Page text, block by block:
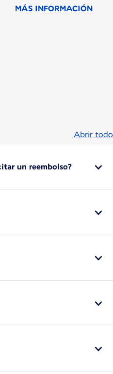
MÁS INFORMACIÓN
Abrir todo
un reembolso?